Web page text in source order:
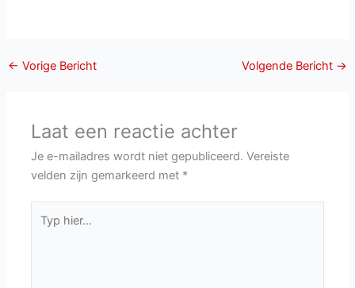
← Vorige Bericht Volgende Bericht →
Laat een reactie achter
Je e-mailadres wordt niet gepubliceerd. Vereiste
velden zijn gemarkeerd met *
hier...